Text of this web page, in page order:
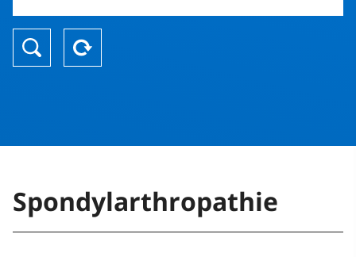
Spondylarthropathie